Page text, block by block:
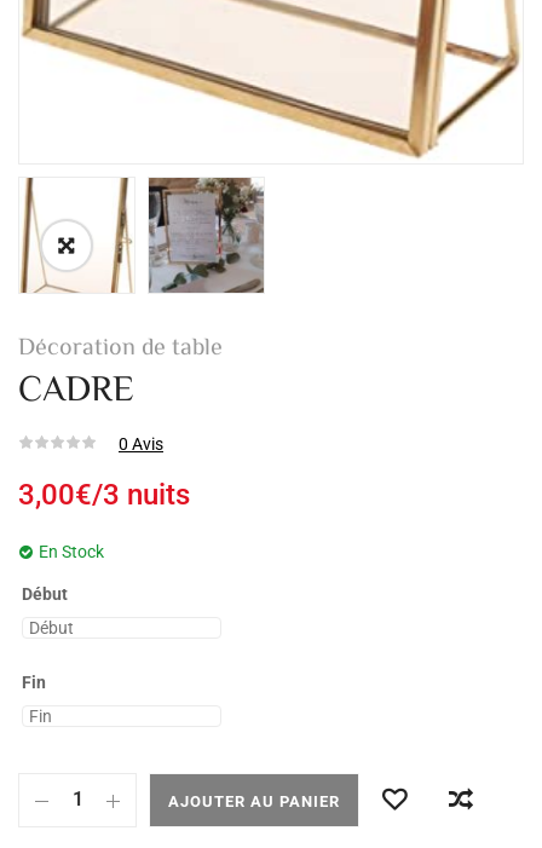
Décoration de table
CADRE
0 Avis
3,00€/3 nuits
En Stock
Début
Fin
AJOUTER AU PANIER